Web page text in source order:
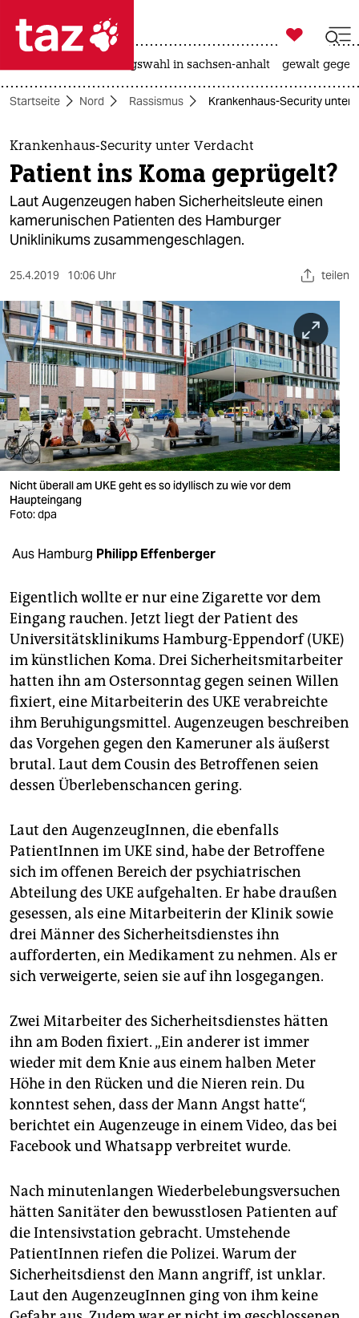
 taz zahl ich
taz zahl ich
themen
politik
öko
sport
berlin
nord
wahrheit
verlag
verlag
shop
fragen & hilfe
unterstützen
abo
genossenschaft
epaper login

taz zahl ich
landtagswahl in sachsen-anhalt gewalt
Startseite Nord Rassismus Krankenhaus-Security unter
Krankenhaus-Security unter Verdacht
Patient ins Koma geprügelt?
Laut Augenzeugen haben Sicherheitsleute einen
kamerunischen Patienten des Hamburger
Uniklinikums zusammengeschlagen.
25.4.2019 10:06 Uhr teilen
Nicht überall am UKE geht es so idyllisch zu wie vor dem
Haupteingang
Foto: dpa
Aus Hamburg Philipp Effenberger
Eigentlich wollte er nur eine Zigarette vor dem
Eingang rauchen. Jetzt liegt der Patient des
Universitätsklinikums Hamburg-Eppendorf (UKE)
im künstlichen Koma. Drei Sicherheitsmitarbeiter
hatten ihn am Ostersonntag gegen seinen Willen
fixiert, eine Mitarbeiterin des UKE verabreichte
ihm Beruhigungsmittel. Augenzeugen beschreiben
das Vorgehen gegen den Kameruner als äußerst
brutal. Laut dem Cousin des Betroffenen seien
dessen Überlebenschancen gering.
Laut den AugenzeugInnen, die ebenfalls
PatientInnen im UKE sind, habe der Betroffene
sich im offenen Bereich der psychiatrischen
Abteilung des UKE aufgehalten. Er habe draußen
gesessen, als eine Mitarbeiterin der Klinik sowie
drei Männer des Sicherheitsdienstes ihn
aufforderten, ein Medikament zu nehmen. Als er
sich verweigerte, seien sie auf ihn losgegangen.
Zwei Mitarbeiter des Sicherheitsdienstes hätten
ihn am Boden fixiert. „Ein anderer ist immer
wieder mit dem Knie aus einem halben Meter
Höhe in den Rücken und die Nieren rein. Du
konntest sehen, dass der Mann Angst hatte“,
berichtet ein Augenzeuge in einem Video, das bei
Facebook und Whatsapp verbreitet wurde.
Nach minutenlangen Wiederbelebungsversuchen
hätten Sanitäter den bewusstlosen Patienten auf
die Intensivstation gebracht. Umstehende
PatientInnen riefen die Polizei. Warum der
Sicherheitsdienst den Mann angriff, ist unklar.
Laut den AugenzeugInnen ging von ihm keine